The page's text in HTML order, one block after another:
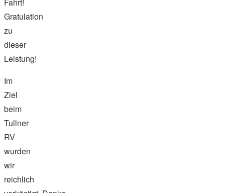
Fahrt!
Gratulation
zu
dieser
Leistung!
Im
Ziel
beim
Tullner
RV
wurden
wir
reichlich